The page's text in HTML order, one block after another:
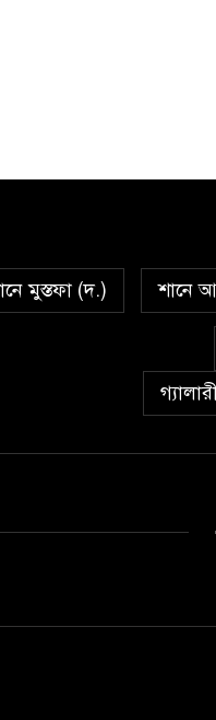
মুস্তফা (দ.) শানে